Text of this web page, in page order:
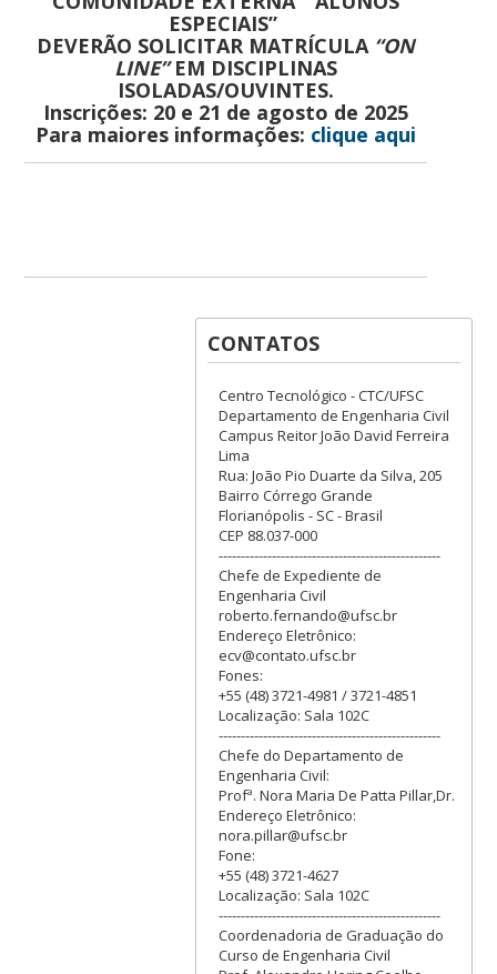
ESPECIAIS”
DEVERÃO SOLICITAR MATRÍCULA “ON
LINE”EM DISCIPLINAS
ISOLADAS/OUVINTES.
Inscrições: 20 e 21 de agosto de 2025
Para maiores informações: clique aqui
CONTATOS
Centro Tecnológico - CTC/UFSC
Departamento de Engenharia Civil
Campus Reitor João David Ferreira
Lima
Rua: João Pio Duarte da Silva, 205
Bairro Córrego Grande
Florianópolis - SC - Brasil
CEP 88.037-000
--------------------------------------------------
Chefe de Expediente de
Engenharia Civil
roberto.fernando@ufsc.br
Endereço Eletrônico:
ecv@contato.ufsc.br
Fones:
+55 (48) 3721-4981 / 3721-4851
Localização: Sala 102C
--------------------------------------------------
Chefe do Departamento de
Engenharia Civil:
Profª. Nora Maria De Patta Pillar,Dr.
Endereço Eletrônico:
nora.pillar@ufsc.br
Fone:
+55 (48) 3721-4627
Localização: Sala 102C
--------------------------------------------------
Coordenadoria de Graduação do
Curso de Engenharia Civil